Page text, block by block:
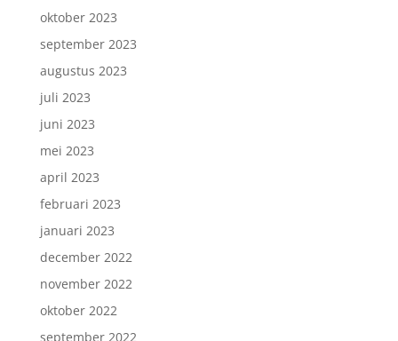
oktober 2023
september 2023
augustus 2023
juli 2023
juni 2023
mei 2023
april 2023
februari 2023
januari 2023
december 2022
november 2022
oktober 2022
september 2022